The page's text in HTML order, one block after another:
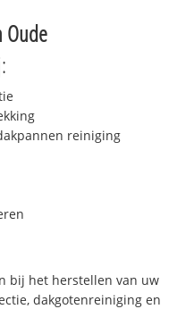
Oude
reiniging
bij het herstellen van uw
dakgotenreiniging en